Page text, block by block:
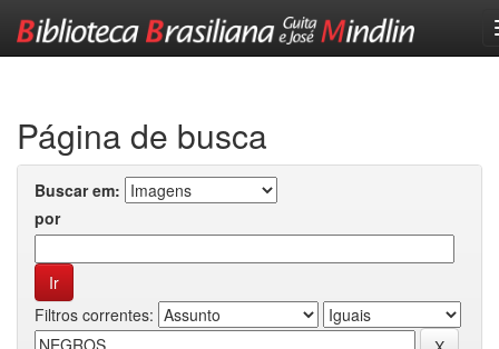
Página de busca
Buscar em:
por
Filtros correntes: